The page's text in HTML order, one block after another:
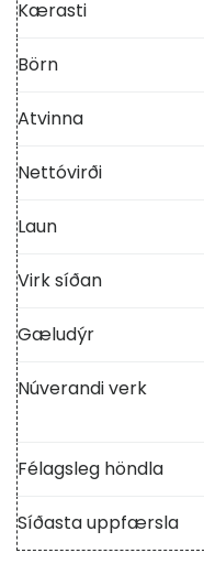
Kærasti
Börn
Atvinna
Nettóvirði
Laun
Virk síðan
Gæludýr
Núverandi verk
Félagsleg höndla
Síðasta uppfærsla